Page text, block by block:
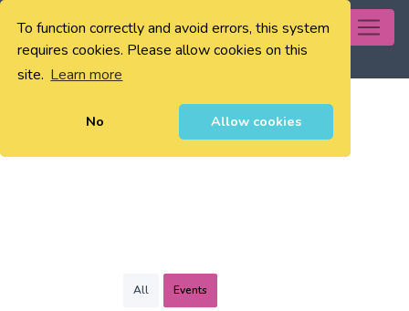
To function correctly and avoid errors, this system
requires cookies. Please allow cookies on this
site. Learn more
No Allow cookies
0
All Events